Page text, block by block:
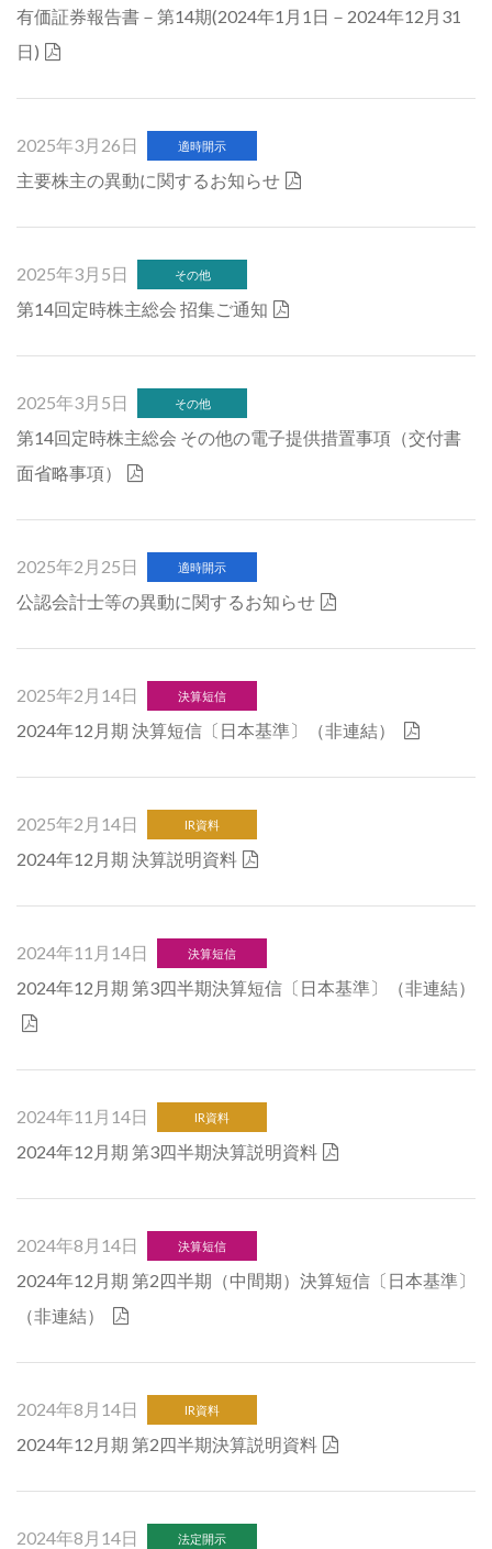
有価証券報告書－第14期(2024年1月1日－2024年12月31
日)
2025年3月26日 適時開示
主要株主の異動に関するお知らせ
2025年3月5日 その他
第14回定時株主総会 招集ご通知
2025年3月5日 その他
第14回定時株主総会 その他の電子提供措置事項（交付書
面省略事項）
2025年2月25日 適時開示
公認会計士等の異動に関するお知らせ
2025年2月14日 決算短信
2024年12月期 決算短信〔日本基準〕（非連結）
2025年2月14日 IR資料
2024年12月期 決算説明資料
2024年11月14日 決算短信
2024年12月期 第3四半期決算短信〔日本基準〕（非連結）
2024年11月14日 IR資料
2024年12月期 第3四半期決算説明資料
2024年8月14日 決算短信
2024年12月期 第2四半期（中間期）決算短信〔日本基準〕
（非連結）
2024年8月14日 IR資料
2024年12月期 第2四半期決算説明資料
2024年8月14日 法定開示